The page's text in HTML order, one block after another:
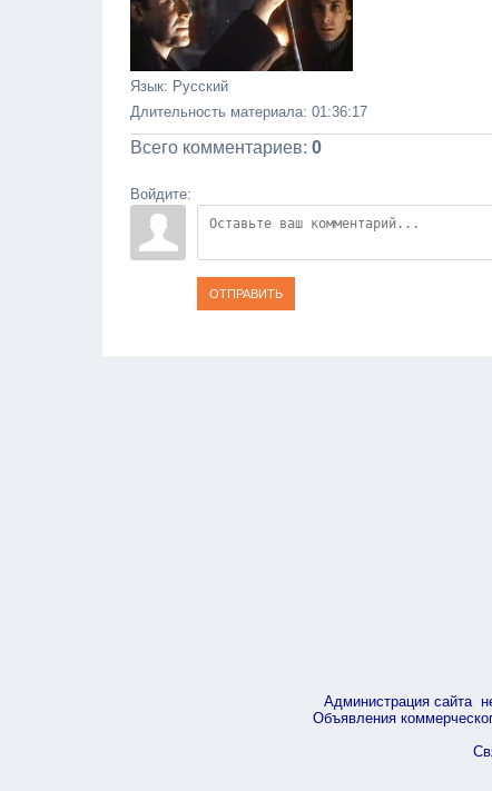
Язык: Русский
Длительность материала: 01:36:17
Всего комментариев: 0
Войдите:
ОТПРАВИТЬ
Администрация сайта
Объявления